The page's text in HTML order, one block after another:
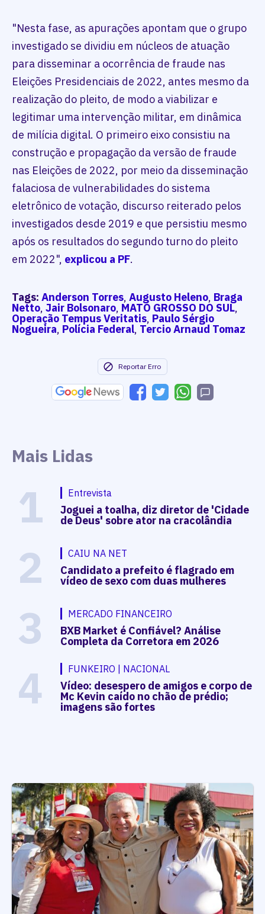
"Nesta fase, as apurações apontam que o grupo
investigado se dividiu em núcleos de atuação
para disseminar a ocorrência de fraude nas
Eleições Presidenciais de 2022, antes mesmo da
realização do pleito, de modo a viabilizar e
legitimar uma intervenção militar, em dinâmica
de milícia digital. O primeiro eixo consistiu na
construção e propagação da versão de fraude
nas Eleições de 2022, por meio da disseminação
falaciosa de vulnerabilidades do sistema
eletrônico de votação, discurso reiterado pelos
investigados desde 2019 e que persistiu mesmo
após os resultados do segundo turno do pleito
em 2022", explicou a PF.
Tags: Anderson Torres, Augusto Heleno, Braga
Netto, Jair Bolsonaro, MATO GROSSO DO SUL,
Operação Tempus Veritatis, Paulo Sérgio
Nogueira, Polícia Federal, Tercio Arnaud Tomaz
Reportar Erro
Mais Lidas
1 Entrevista
Joguei a toalha, diz diretor de 'Cidade
de Deus' sobre ator na cracolândia
2 CAIU NA NET
Candidato a prefeito é flagrado em
vídeo de sexo com duas mulheres
3 MERCADO FINANCEIRO
BXB Market é Confiável? Análise
Completa da Corretora em 2026
4 FUNKEIRO | NACIONAL
Vídeo: desespero de amigos e corpo de
Mc Kevin caído no chão de prédio;
imagens são fortes